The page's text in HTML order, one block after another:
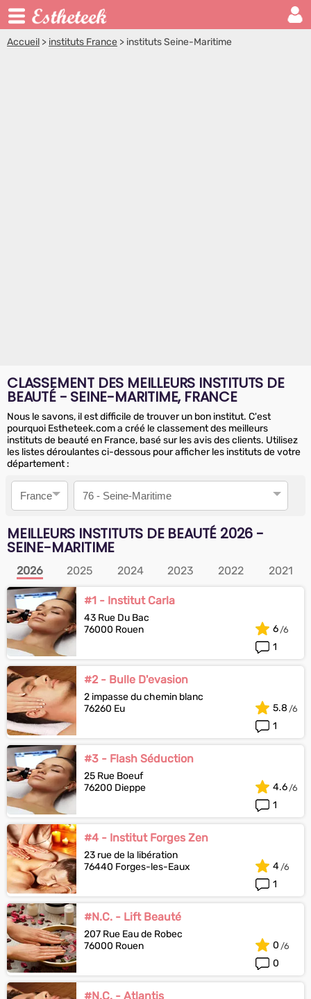
Accueil > instituts France > instituts Seine-Maritime
CLASSEMENT DES MEILLEURS INSTITUTS DE
BEAUTÉ - SEINE-MARITIME, FRANCE
Nous le savons, il est difficile de trouver un bon institut. C'est
pourquoi Estheteek.com a créé le classement des meilleurs
instituts de beauté en France, basé sur les avis des clients. Utilisez
les listes déroulantes ci-dessous pour afficher les instituts de votre
département :
Pays
Département
MEILLEURS INSTITUTS DE BEAUTÉ 2026 -
SEINE-MARITIME
2026 2025 2024 2023 2022 2021
#1 - Institut Carla
43 Rue Du Bac
76000 Rouen
1
6
#2 - Bulle D'evasion
2 impasse du chemin blanc
76260 Eu
1
5.8
#3 - Flash Séduction
25 Rue Boeuf
76200 Dieppe
1
4.6
#4 - Institut Forges Zen
23 rue de la libération
76440 Forges-les-Eaux
1
4
#N.C. - Lift Beauté
207 Rue Eau de Robec
76000 Rouen
0
0
#N.C. - Atlantis